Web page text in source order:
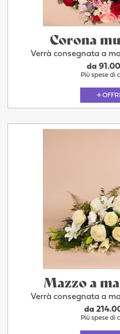
Corona
Verrà consegnata a
da
Più spese di
Mazzo a
Verrà consegnata a
da
Più spese di